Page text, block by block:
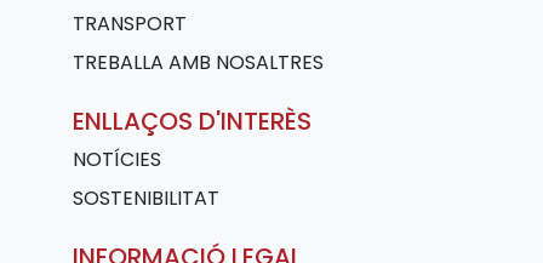
TRANSPORT
TREBALLA AMB NOSALTRES
ENLLAÇOS D'INTERÈS
NOTÍCIES
SOSTENIBILITAT